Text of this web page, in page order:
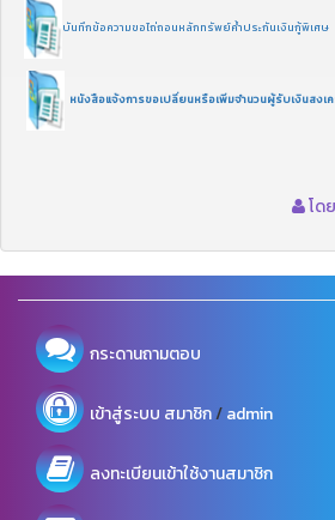
บันทึกข้อความขอไถ่ถอนหลักทรัพย์ค้ำประกันเงินกู้พิเศษ
หนังสือแจ้งการขอเปลี่ยนหรือเพิ่มจำนวนผู้รับเงินสงเค
โด
กระดานถามตอบ
เข้าสู่ระบบ สมาชิก/admin
ลงทะเบียนเข้าใช้งานสมาชิก